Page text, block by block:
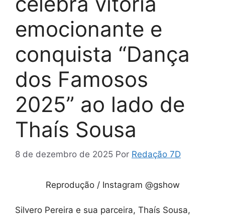
emocionante e
conquista “Dança
dos Famosos
2025” ao lado de
Thaís Sousa
8 de dezembro de 2025 Por Redação 7D
Reprodução / Instagram @gshow
Silvero Pereira e sua parceira, Thaís Sousa,